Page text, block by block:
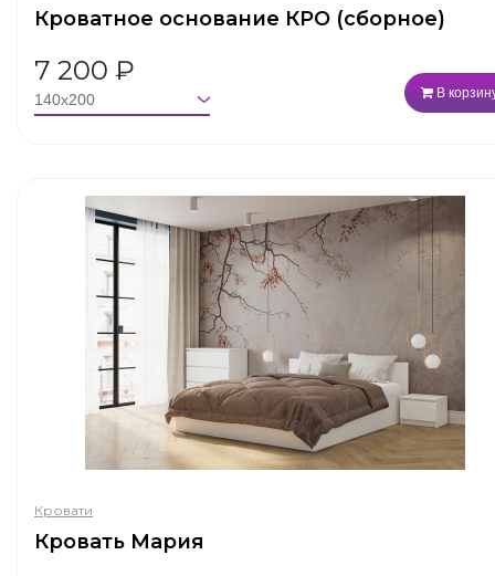
Кроватное основание КРО (сборное)
7 200 ₽
В
Кровати
Кровать Мария